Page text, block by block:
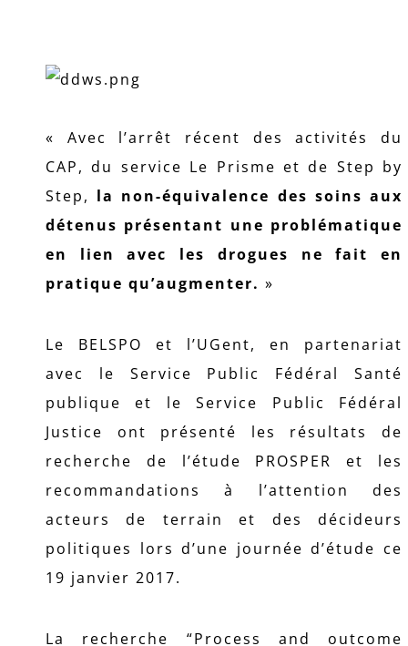
« Avec l’arrêt récent des activités du
CAP, du service Le Prisme et de Step by
Step, la non-équivalence des soins aux
détenus présentant une problématique
en lien avec les drogues ne fait en
pratique qu’augmenter. »
Le BELSPO et l’UGent, en partenariat
avec le Service Public Fédéral Santé
publique et le Service Public Fédéral
Justice ont présenté les résultats de
recherche de l’étude PROSPER et les
recommandations à l’attention des
acteurs de terrain et des décideurs
politiques lors d’une journée d’étude ce
19 janvier 2017.
La recherche “Process and outcome